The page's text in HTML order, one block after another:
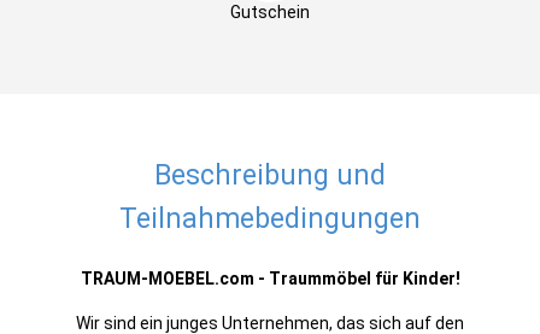
Gutschein
Beschreibung und
Teilnahmebedingungen
TRAUM-MOEBEL.com - Traummöbel für Kinder!
Wir sind ein junges Unternehmen, das sich auf den